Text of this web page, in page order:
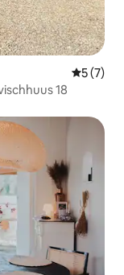
5 (7)
Elburg sur le lac de la Veluwe t'vischhuus 18